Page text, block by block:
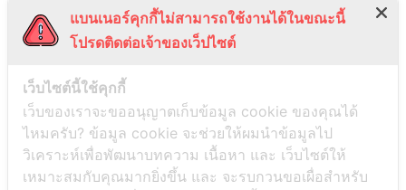
แบนเนอร์คุกกี้ไม่สามารถใช้งานได้ในขณะนี้
โปรดติดต่อเจ้าของเว็ปไซต์
เว็บไซต์นี้ใช้คุกกี้
เว็บของเราจะขออนุญาตเก็บข้อมูล cookie ของคุณได้
ไหมครับ? ข้อมูล cookie จะช่วยให้ผมนำข้อมูลไป
วิเคราะห์เพื่อพัฒนาบทความ เนื้อหา และ เว็บไซต์ให้
เหมาะสมกับคุณมากยิ่งขึ้น และ จะรบกวนขอเผื่อสำหรับ